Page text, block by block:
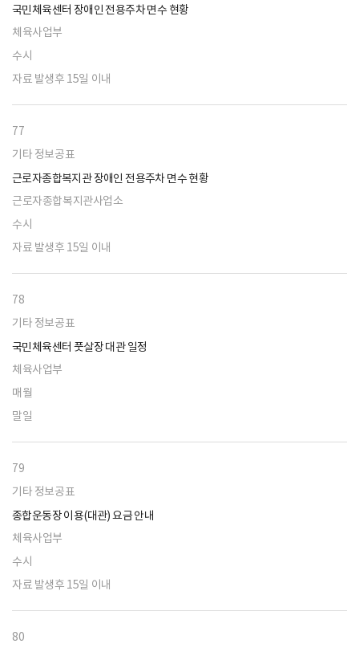
국민체육센터 장애인 전용주차 면수 현황
체육사업부
수시
자료 발생후 15일 이내
77
기타 정보공표
근로자종합복지관 장애인 전용주차 면수 현황
근로자종합복지관사업소
수시
자료 발생후 15일 이내
78
기타 정보공표
국민체육센터 풋살장 대관 일정
체육사업부
매월
말일
79
기타 정보공표
종합운동장 이용(대관) 요금 안내
체육사업부
수시
자료 발생후 15일 이내
80